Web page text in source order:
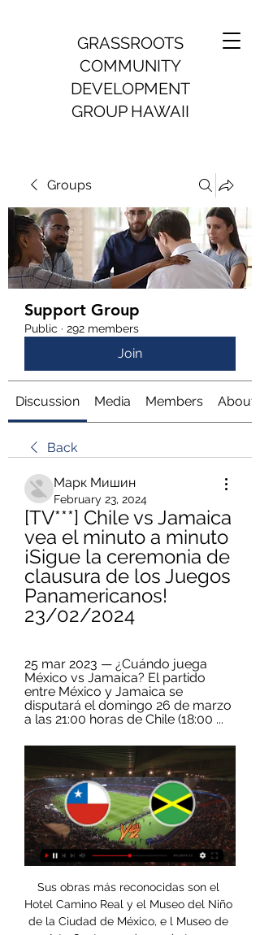
GRASSROOTS
COMMUNITY
DEVELOPMENT
GROUP HAWAII
Groups
Support Group
Public · 292 members
Join
Discussion Media Members About
Back
Марк Мишин
February 23, 2024
[TV***] Chile vs Jamaica
vea el minuto a minuto
¡Sigue la ceremonia de
clausura de los Juegos
Panamericanos!
23/02/2024
25 mar 2023 — ¿Cuándo juega
México vs Jamaica? El partido
entre México y Jamaica se
disputará el domingo 26 de marzo
a las 21:00 horas de Chile (18:00 ...
Sus obras más reconocidas son el Hotel Camino Real y el Museo del Niño de la Ciudad de México, e l Museo de Arte Contemporáneo y la torre Legorreta de Nuevo Sur en Monterrey. Como puedes ver, nosotros te presentamos nuestra lista de 9 arquitectos famosos pero la lista y el talento alrededor del mundo es interminable. ¿Qué otro arquitecto.

Unión la Calera repartió puntos ante Curicó Unido en Quillota. Los 'cementeros' fueron superiores en la Quinta Región, pero no tuvieron claridad en la definición para superar a un sólido Deschamps, quien ahogó toda la tarde el grito de gol para los caleranos.

Club Atlético Grau, Piura, Peru. 38 mil Me gusta. Cuenta oficial de Facebook del Club Atletico Grau de Piura, equipo Patrimonio de Piura. Fundado el 5 de junio de 1919.

El desarrollo sostenible, el desarrollo de nuestros municipios y la posibilidad de dotar a nuestros hombres y mujeres de herramientas para que puedan crear e innovar pasa por mirar más allá de unos ministerios, de los cuatro años que dura una Legislatura.

Dicen que equipo que gana no se toca. Pero Sergio Esquivel, técnico de 18 de Julio, apostaría al debut de Algalarrondo para enfrentar el próximo domingo a Nacional de Salto, en lo que será su segunda presentación en la Serie C de la Copa Nacional de Clubes.

Línea de transparencia: 018000 522526 / Correo: etica@grupo-exito.com / Formulario ético. El Reconocimiento Emisores – IR otorgado por la Bolsa de Valores de Colombia S.A, no es una certificación sobre la bondad de los valores inscritos ni sobre la solvencia del emisor.

O Ferroviário entrou em campo na noite desta quarta-feira (10) para enfrentar o Guarany de Sobral, pela quarta rodada do Campeonato Cearense. Na partida onde o Ferroviário pressionou o adversário, criou diversas chances de gol, o resultado positivo não veio. O Ferroviário …

spm shoes biker boots laatste botas planas combinadas tractor baseball cap ralph lauren 500111 crni dje?je crne tajice gumijasti gel etui matte za apple iphone 6s iphone 6 ovo su doma?i servisi na kojima mo?ete pla?ati online adidas adidas bucket hat in black stone roses embroidered lemon bucket hat in bb7 valley for 2019 uniform jacket and.

Gil Vicente está entre los primeros lugares de la Liga de Honra (Segunda) aunque lejos en punta de la zona de ascenso.En la Taca superó en octavos a Portimonense de su misma categoría por los penales (igualaron 1-1 en tiempo regular9. En tanto Nacional está a media tabla en la primera categoría. En este certamen ha gestado el +2.5 en sus 3 choques y viene de eliminar por penales al.

– El pronóstico para hoy es de tormentas intensas en Chiapas, Oaxaca, Veracruz y Tabasco, y tormentas muy fuertes en Jalisco, Colima, Michoacán, Guerrero, Campeche y Quintana Roo, informó el Servicio Meteorológico Nacional (SMN) @conagua_clima, dependiente de la Comisión Nacional del Agua (Conagua) @conagua_mx.

Ancash Noticias, Huaraz. 97K likes. Bienvenidos a la página de Áncash Noticias en Facebook, un lugar donde podemos conversar sobre el acontecer local y regional. Acá encontrarás información...

La Universidad Católica sigue como líder exclusivo del Campeonato Nacional 2020 tras obtener quince puntos en cinco partidos. Sus escoltas, Unión La Calera y Curicó Unido, tienen tres unidades menos. En tanto, Colo Colo empezó a complicarse en la parte baja del torneo y quedó decimocuarto con sólo un partido ganado y cuatro perdidos.

27 de mar de 2012 - Explore a pasta "Notícias sobre o sysPet" de syspet, seguida por 314 pessoas no Pinterest. Veja mais ideias sobre De volta ao lar, Tem senha e Viver sozinho.

Vitória SC-Gil Vicente, 21h00 – Sport TV. Jornada 32. Sábado, 2 de maio. Marítimo-Rio Ave, 15h30 – Sport TV. Santa Clara-Aves, 15h30 – Sport TV. Benfica-Vitória SC, 18h00 – BTV. FC Porto-Sporting, 20h30 – Sport TV. Domingo, 3 de maio. Gil Vicente-Tondela, 15h00 – Sport TV. Portimonense …

Universidad de Chile vs Palestino En Vivo 20:00 horas primer tiempo : enero 10, 2014 Futbol Chileno Universidad de Chile vs Palestino En Vivo, Ver Universidad de Chile vs Palestino En Vivo, Uni...

Amistoso: Chile vs Jamaica (Previa) - YouTube 1:07Amistoso: Chile vs Jamaica (Previa). 827 views · 7 years agomore En el minuto 90+3, Salomón Rondón marco el gol de la victoria. José ...YouTube · CONMEBOL · 27 may 2016

Chile – Jamaica: Hora, posible formación y dónde ver por TV Top profesionales del fútbol que juegan al Football Manager Personalised advertising and content, advertising and content measurement, audience research and ...

2020-5-17 · Trofeo. Desde su implementación en el Verano 2012, el trofeo de campeón cuenta con 32 pulgadas de altura, mientras que su diámetro es de 12.Tiene como características el balón de fútbol en la parte superior y los detalles en el cuerpo, ambos fabricados con oro; estos dos son sostenidos por una barra hecha de plata y su base es escalonada, realizada con el metal dorado.

Horario, resultado y estadísticas del Internacional - Atlético GO | Liga Brasileña 2020 ¡Vas a denunciar un contenido! x. Denuncia sólo contenidos que incumplan nuestras Normas de uso o conducta. Aunque revisamos todas las denuncias que nos llegan, sólo respondemos si procede.

Guaireña F.C. ante Nacional y Sportivo Luqueño frente a Cerro Porteño son los choques que marcan el inicio de la segunda rueda del Campeonato Apertura de la Asociación Paraguaya de Fútbol.

Porqué La Señal Medios convoca a participar de la campaña de Radio Gráfica y al Festival en el ND Ateneo.. Hace tiempo ya que La Señal Radio encontró un lugar. Después de andar por queridas emisoras como La Tribu, La Comunitaria de Avellaneda, Futura de La Plata, Cooperativa, El Mundo, Onda Latina entre otras, se integró a Radio Gráfica.

Comparador de cuotas Gil Vicente vs Portimonense. Encuentra las mejores cuotas para apostar al Gil Vicente vs Portimonense a un golpe de click. La mejor cuota por la victoria del Gil Vicente la encontramos en Casa 19 con una cuota de 2.5. Por el Empate podemos apostar a cuota 3.24 en Casa 6.

VER Barcelona Sporting Club vs Aucas EN VIVO por GolTV – Este Domingo 22 de Septiembre por la fecha 26 desde las 16h30 por la LigaPro 2019. Barcelona Sporting Club vs. Aucas EN VIVO a partir de las 16h30 por la fecha veintiséis del Campeonato Ecuatoriano, partido a efectuarse en el Estadio Monumental Banco Pichincha, siendo el juez principal Mario Romero con emisión del canal oficial GolTV.

Chile 6 - Jamaica 0 Femenil (Resumen Completo-28/20/2023) 5:30Chile vs Jamaica | Partido completo México Femenil vs Jamaica Femenil RESUMEN Juegos Panamericanos 22.9.2023 DEL MINUTOS 63.YouTube · MauriiHD Producciones · 28 oct 2023

23:00 sportivo luqueÑo-olimpia 2-2 lunes 19.02.2018 22:00 nacional-3 de febrero martes 20.02.2018 00:15 guaranÍ-depvo.capiatÁ. clasificaciÓn: olimpia 7 libertad 7 cerro porteÑo 4 depvo.capiatÁ 4 independiente(cg) 4 guaranÍ 3 depvo.santani 3 sol de amÉrica 3 nacional 3 general dÍaz 2 sportivo luqueÑo 2 3 de febrero 1

Los 40 Principales emite los éxitos actuales del pop, pop-rock y house, con las últimas noticias. Además, audios, la lista 40, agenda de conciertos, juegos y mucho más. ¡La última hora sobre todos los artistas, canciones y videoclips favoritos, de forma rápida y directa para estar a la última!

Copa del Rey 19/20: La Real Sociedad gana a Osasuna y avanza a cuartos 3-1. Los goles de Isak (2) y Odegaard (1) han dado el pase a los donostiarras.

Si hablamos de un pueblo de Mesoamérica que no se doblegó al control azteca, fue la cultura Purépecha. Llamados también tarascos, fue una civilización que habitó una gran parte del actual estado mexicano de Michoacán, así como algunos valles de Guanajuato y Jalisco. Esta cultura se desarrolló entre el año 1200 y 1521 D.C., llegando.

Clube de Regatas do Flamengo. SEJA SÓCIO-TORCEDOR. Facebook Twitter Instagram Youtube. Clube de Regatas do Flamengo.. Ceará 0x3 Flamengo.. CT George Helal. Estrada dos Bandeirantes, 25.997; Vargem Grande - Rio de Janeiro/RJ - Brasil; CEP: 22785-275; Patrocinadores. Parceiros. Apoio.

Horario, resultado y estadísticas del Cienciano - Atlético Grau | Perú - Liga 1 Apertura ¡Vas a denunciar un contenido! x. Denuncia sólo contenidos que incumplan nuestras Normas de uso o conducta. Aunque revisamos todas las denuncias que nos llegan, sólo respondemos si procede.

SAN JUAN DE LA MAGUANA: El Ministerio de Obras Públicas informó que en los próximos días serán concluidos los trabajos de construcción de 15 edificios de los 44 que tiene el proyecto habitacional Revitalización Urbana Residencial Vista del Río, ubicado en el sector La Mesopotamia I, …

Levante y Valencia abren a las 12 la jornada del domingo con un derbi. Ambos equipos llegan a la tercera jornada tras perder sus respectivos partidos el pasado fin de semana.

La ANFP dio a conocer la programación de la fecha 11 de la Segunda Rueda del Campeonato Nacional, la cual debió jugarse hace tres semanas, pero se suspendió debido a la contingencia nacional de las movilizaciones en todo el país. “Tomando en cuenta la situación que atraviesa nuestro país y con el objeto de priorizar la seguridad de.

Al igual que ocurrió con JJ Urquiza (), Almagro ya conoció todo su fixture de cara a una nueva temporada de la Primera B Nacional 2018/19. Según se informó de manera oficial mediante la página de la Asociación del Fútbol Argentino (AFA), el primer partido será el próximo lunes, a partir de las 21.05 horas y con transmisión de TyC Sports, cuando reciba a Chacarita en el estadio Tres.

UNIÓN LA CALERA SE METE EN LA PARTE ALTA DE TABLA TRAS VENCER A DEPORTES TEMUCO.. pero Miguel Aceval, estuvo atento para sacar una pelota de la línea, manteniendo el cero en su portería. Resultado con el que irían al descanso.. EVERTÓN DE VIÑA DEL MAR SUFRIÓ DURO TRASPIÉ AL SER DERROTADO POR CURICÓ UNIDO EN EL SUR DEL PAÍS.

Ayuda: Estás en la página de resultados del Real Sociedad de la sección Fútbol/España.MisMarcadores.com proporciona marcadores en directo del Real Sociedad, resultados parciales y